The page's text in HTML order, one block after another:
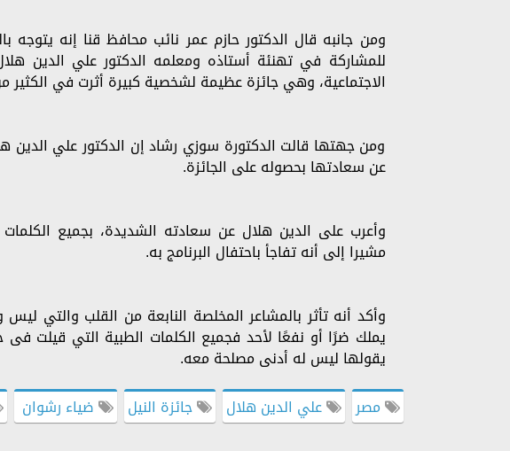
ومن جانبه قال الدكتور حازم عمر نائب محافظ قنا إنه يتوجه
للمشاركة في تهنئة أستاذه ومعلمه الدكتور علي الدين
الاجتماعية، وهي جائزة عظيمة لشخصية كبيرة أثرت في الكثير
ومن جهتها قالت الدكتورة سوزي رشاد إن الدكتور علي الدين
عن سعادتها بحصوله على الجائزة.
وأعرب على الدين هلال عن سعادته الشديدة، بجميع الكلمات
مشيرا إلى أنه تفاجأ باحتفال البرنامج به.
وأكد أنه تأثر بالمشاعر المخلصة النابعة من القلب والتي
يملك ضرًا أو نفعًا لأحد فجميع الكلمات الطبية التي
يقولها ليس له أدنى مصلحة معه.
مصر
علي الدين هلال جائزة النيل ضياء رشوان